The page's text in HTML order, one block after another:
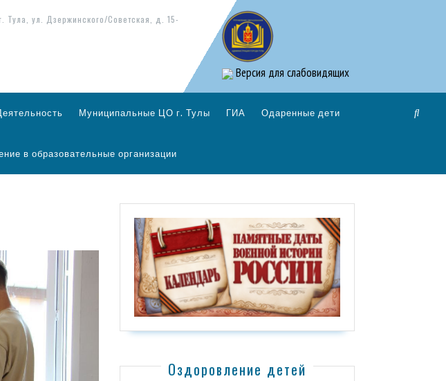
Тула, ул. Дзержинского/Советская, д. 15-
Версия для слабовидящих
Муниципальные ЦО г. Тулы ГИА Одаренные дети
в образовательные организации
Оздоровление детей